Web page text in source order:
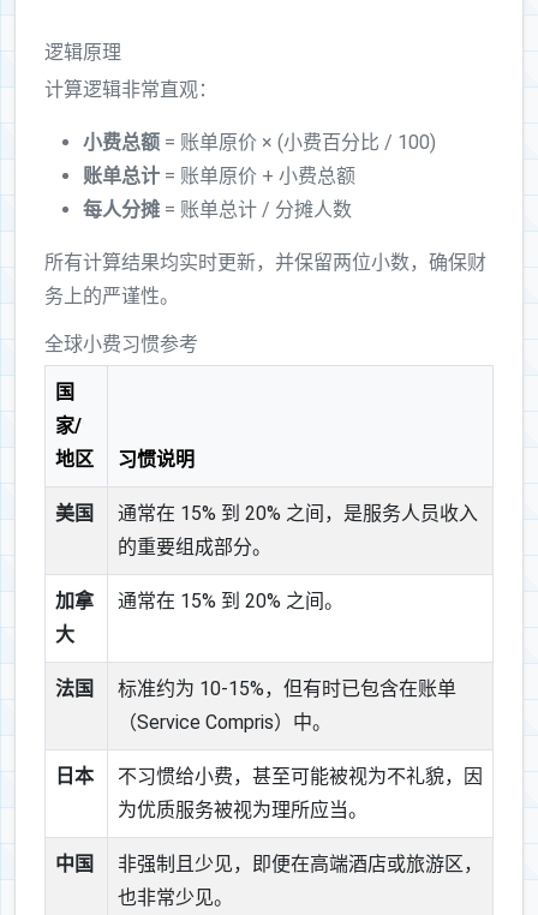
逻辑原理
计算逻辑非常直观：
小费总额 = 账单原价 × (小费百分比 / 100)
账单总计 = 账单原价 + 小费总额
每人分摊 = 账单总计 / 分摊人数
所有计算结果均实时更新，并保留两位小数，确保财
务上的严谨性。
全球小费习惯参考
国
家/
地区
习惯说明
美国
通常在 15% 到 20% 之间，是服务人员收入
的重要组成部分。
加拿
大
通常在 15% 到 20% 之间。
法国
标准约为 10-15%，但有时已包含在账单
（Service Compris）中。
日本
不习惯给小费，甚至可能被视为不礼貌，因
为优质服务被视为理所应当。
中国
非强制且少见，即便在高端酒店或旅游区，
也非常少见。